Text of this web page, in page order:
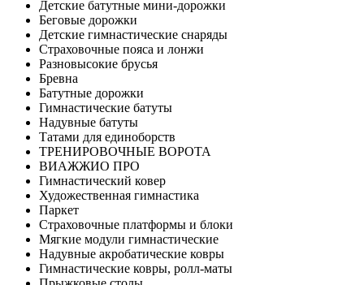
Детские батутные мини-дорожки
Беговые дорожки
Детские гимнастические снаряды
Страховочные пояса и лонжи
Разновысокие брусья
Бревна
Батутные дорожки
Гимнастические батуты
Надувные батуты
Татами для единоборств
ТРЕНИРОВОЧНЫЕ ВОРОТА
ВИАЖЖИО ПРО
Гимнастический ковер
Художественная гимнастика
Паркет
Страховочные платформы и блоки
Мягкие модули гимнастические
Надувные акробатические ковры
Гимнастические ковры, ролл-маты